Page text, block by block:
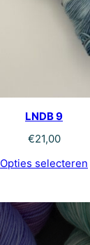
LNDB 9
€21,00
Opties selecteren